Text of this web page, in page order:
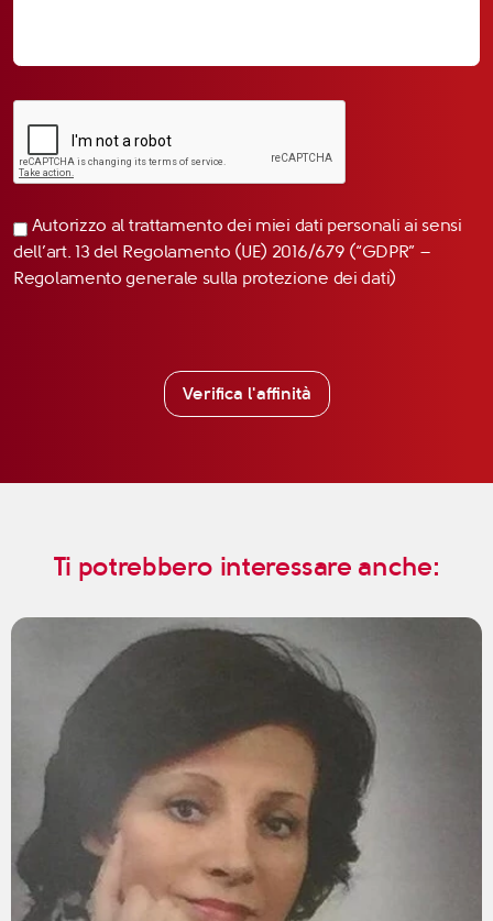
Autorizzo al trattamento dei miei dati personali ai sensi
dell’art. 13 del Regolamento (UE) 2016/679 (“GDPR” –
Regolamento generale sulla protezione dei dati)
Verifica l'affinità
Ti potrebbero interessare anche: